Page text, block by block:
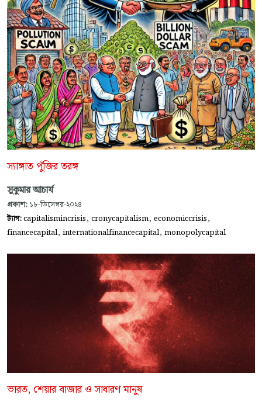
স্যাঙ্গাত পুঁজির তরঙ্গ
সুকুমার আচার্য
প্রকাশ: ১৮-ডিসেম্বর-২০২৪
ট্যাগ:capitalismincrisis, cronycapitalism, economiccrisis,
financecapital, internationalfinancecapital, monopolycapital
ভারত, শেয়ার বাজার ও সাধারণ মানুষ